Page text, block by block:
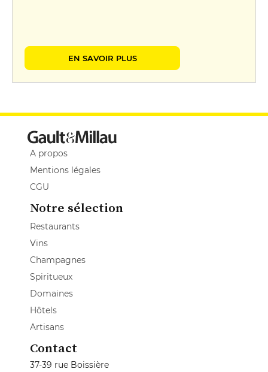
EN SAVOIR PLUS
A propos
Mentions légales
CGU
Notre sélection
Restaurants
Vins
Champagnes
Spiritueux
Domaines
Hôtels
Artisans
Contact
37-39 rue Boissière